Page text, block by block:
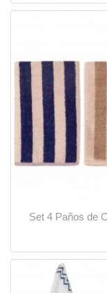
Set 4 Paños de